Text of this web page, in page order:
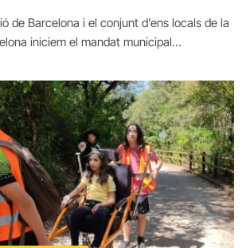
de Barcelona i el conjunt d’ens locals de la
iniciem el mandat municipal…